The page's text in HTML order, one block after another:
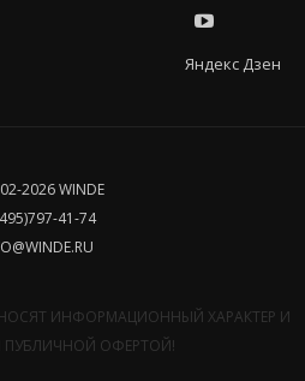
Яндекс Дзен
2026 WINDE
41-74
ИНФОРМАЦИОННЫЙ ХАРАКТЕР И
ПУБЛИЧНОЙ ОФЕРТОЙ!